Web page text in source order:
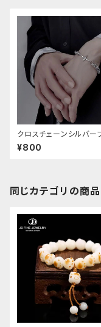
クロスチェーンシルバー
レット
¥800
同じカテゴリの商品